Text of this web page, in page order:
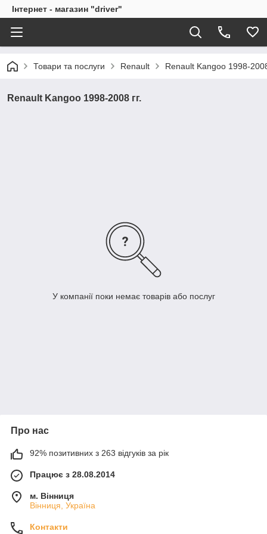
Інтернет - магазин "driver"
Товари та послуги Renault Renault Kangoo 1998-2008
Renault Kangoo 1998-2008 гг.
У компанії поки немає товарів або послуг
Про нас
92% позитивних з 263 відгуків за рік
Працює з 28.08.2014
м. Вінниця
Вінниця, Україна
Контакти